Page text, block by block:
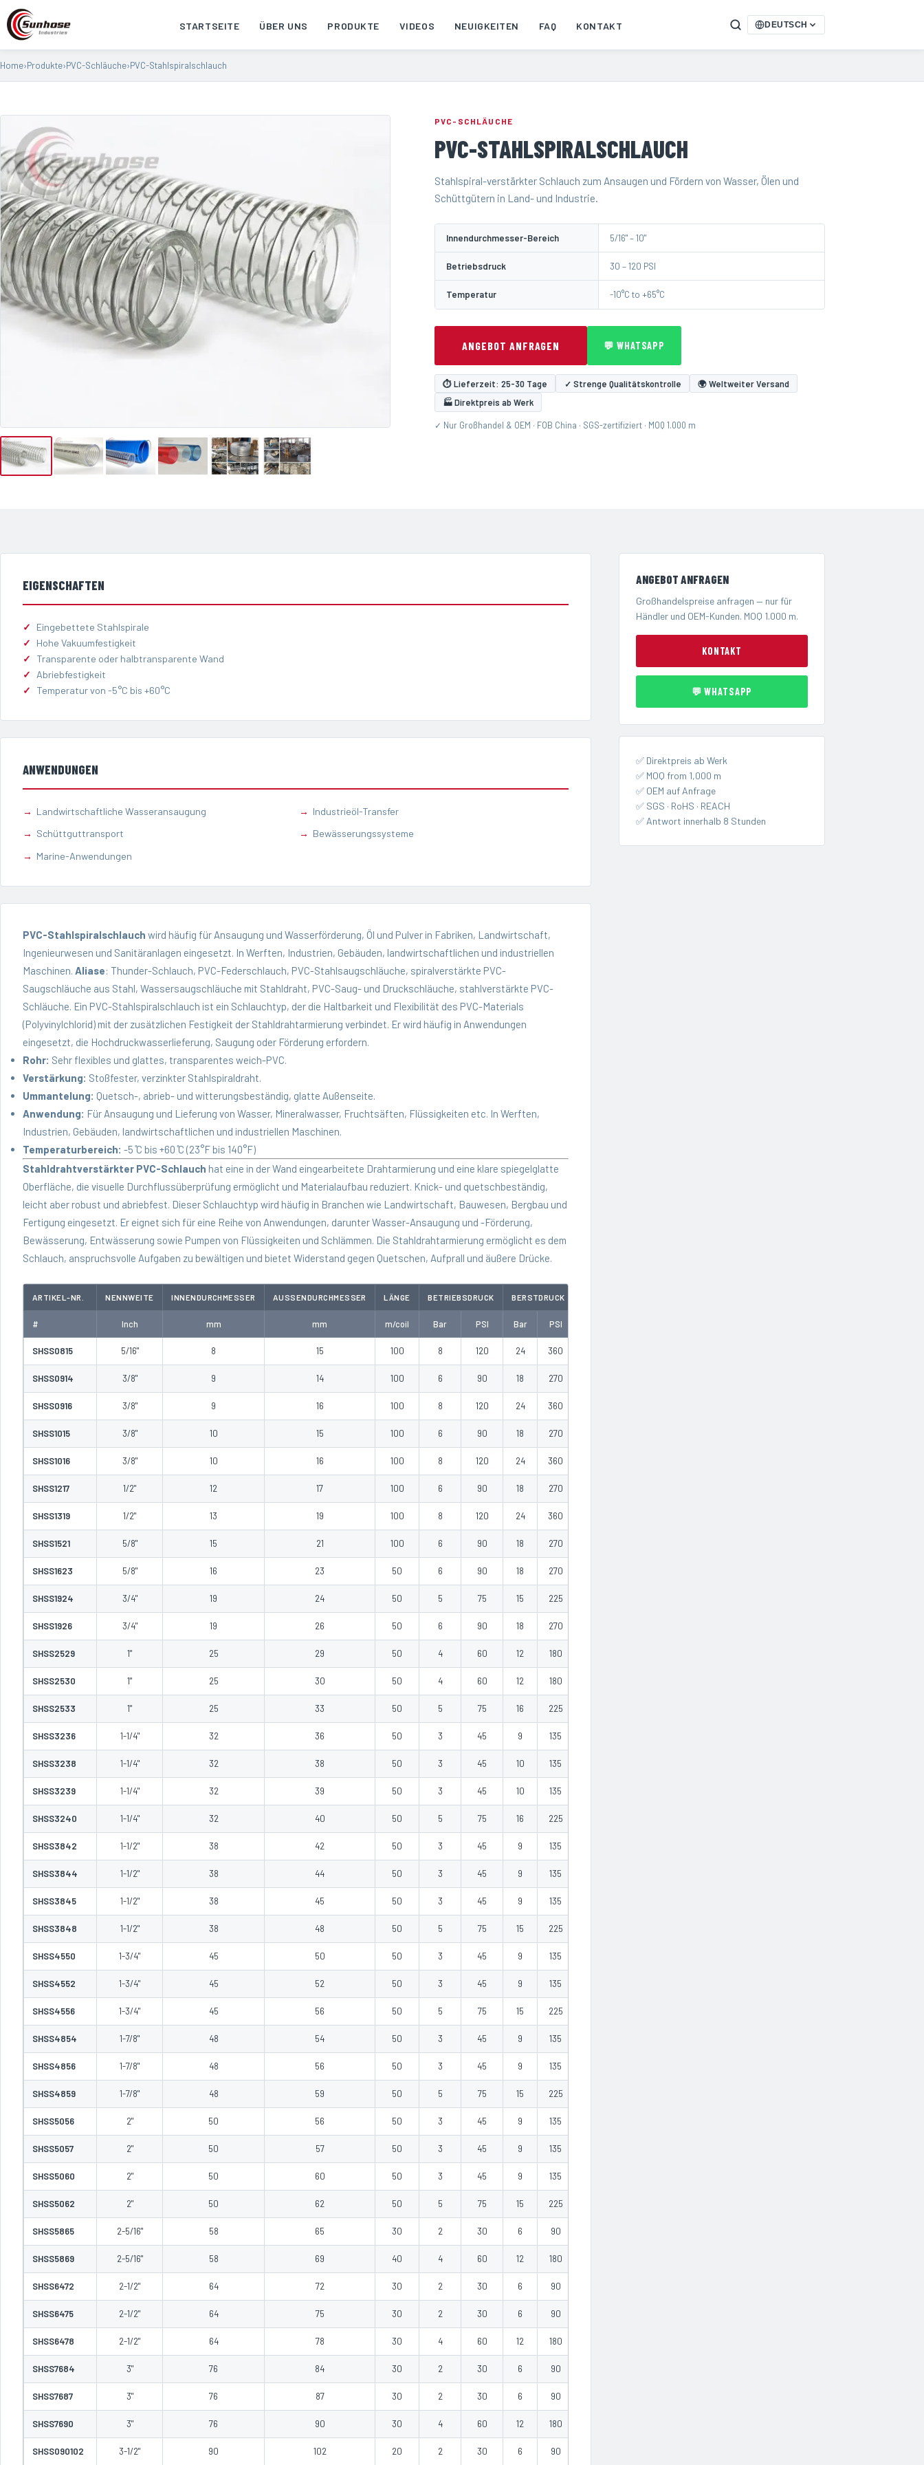
STARTSEITE ÜBER UNS PRODUKTE VIDEOS NEUIGKEITEN FAQ KONTAKT DEUTSCH
Home›Produkte›PVC-Schläuche›PVC-Stahlspiralschlauch
PVC-SCHLÄUCHE
PVC-STAHLSPIRALSCHLAUCH
Stahlspiral-verstärkter Schlauch zum Ansaugen und Fördern von Wasser, Ölen und
Schüttgütern in Land- und Industrie.
Innendurchmesser-Bereich 5/16" – 10"
Betriebsdruck 30 – 120 PSI
Temperatur -10°C to +65°C
ANGEBOT ANFRAGEN 💬 WHATSAPP
⏱ Lieferzeit: 25-30 Tage ✓ Strenge Qualitätskontrolle
🌍 Weltweiter Versand
🏭 Direktpreis ab Werk
✓ Nur Großhandel & OEM · FOB China · SGS-zertifiziert · MOQ 1.000 m
EIGENSCHAFTEN
Eingebettete Stahlspirale
Hohe Vakuumfestigkeit
Transparente oder halbtransparente Wand
Abriebfestigkeit
Temperatur von -5°C bis +60°C
ANWENDUNGEN
Landwirtschaftliche Wasseransaugung
Industrieöl-Transfer
Schüttguttransport
Bewässerungssysteme
Marine-Anwendungen
PVC-Stahlspiralschlauch wird häufig für Ansaugung und Wasserförderung, Öl und Pulver in Fabriken, Landwirtschaft,
Ingenieurwesen und Sanitäranlagen eingesetzt. In Werften, Industrien, Gebäuden, landwirtschaftlichen und industriellen
Maschinen. Aliase: Thunder-Schlauch, PVC-Federschlauch, PVC-Stahlsaugschläuche, spiralverstärkte PVC-
Saugschläuche aus Stahl, Wassersaugschläuche mit Stahldraht, PVC-Saug- und Druckschläuche, stahl­verstärkte PVC-
Schläuche. Ein PVC-Stahlspiralschlauch ist ein Schlauchtyp, der die Haltbarkeit und Flexibilität des PVC-Materials
(Polyvinylchlorid) mit der zusätzlichen Festigkeit der Stahldrahtarmierung verbindet. Er wird häufig in Anwendungen
eingesetzt, die Hochdruckwasserlieferung, Saugung oder Förderung erfordern.
Rohr: Sehr flexibles und glattes, transparentes weich-PVC.
Verstärkung: Stoßfester, verzinkter Stahlspiraldraht.
Ummantelung: Quetsch-, abrieb- und witterungsbeständig, glatte Außenseite.
Anwendung: Für Ansaugung und Lieferung von Wasser, Mineralwasser, Fruchtsäften, Flüssigkeiten etc. In Werften,
Industrien, Gebäuden, landwirtschaftlichen und industriellen Maschinen.
Temperaturbereich: -5 ̊C bis +60 ̊C (23°F bis 140°F)
Stahldrahtverstärkter PVC-Schlauch hat eine in der Wand eingearbeitete Drahtarmierung und eine klare spiegelglatte
Oberfläche, die visuelle Durchflussüberprüfung ermöglicht und Materialaufbau reduziert. Knick- und quetschbeständig,
leicht aber robust und abriebfest. Dieser Schlauchtyp wird häufig in Branchen wie Landwirtschaft, Bauwesen, Bergbau und
Fertigung eingesetzt. Er eignet sich für eine Reihe von Anwendungen, darunter Wasser-Ansaugung und -Förderung,
Bewässerung, Entwässerung sowie Pumpen von Flüssigkeiten und Schlämmen. Die Stahldrahtarmierung ermöglicht es dem
Schlauch, anspruchsvolle Aufgaben zu bewältigen und bietet Widerstand gegen Quetschen, Aufprall und äußere Drücke.
ARTIKEL-NR. NENNWEITE INNENDURCHMESSER AUSSENDURCHMESSER LÄNGE BETRIEBSDRUCK BERSTDRUCK
#
Inch mm mm m/coil Bar PSI Bar PSI
SHSS0815 5/16" 8 15 100 8 120 24 360
SHSS0914 3/8" 9 14 100 6 90 18 270
SHSS0916 3/8" 9 16 100 8 120 24 360
SHSS1015 3/8" 10 15 100 6 90 18 270
SHSS1016 3/8" 10 16 100 8 120 24 360
SHSS1217 1/2" 12 17 100 6 90 18 270
SHSS1319 1/2" 13 19 100 8 120 24 360
SHSS1521 5/8" 15 21 100 6 90 18 270
SHSS1623 5/8" 16 23 50 6 90 18 270
SHSS1924 3/4" 19 24 50 5 75 15 225
SHSS1926 3/4" 19 26 50 6 90 18 270
SHSS2529 1" 25 29 50 4 60 12 180
SHSS2530 1" 25 30 50 4 60 12 180
SHSS2533 1" 25 33 50 5 75 16 225
SHSS3236 1-1/4" 32 36 50 3 45 9 135
SHSS3238 1-1/4" 32 38 50 3 45 10 135
SHSS3239 1-1/4" 32 39 50 3 45 10 135
SHSS3240 1-1/4" 32 40 50 5 75 16 225
SHSS3842 1-1/2" 38 42 50 3 45 9 135
SHSS3844 1-1/2" 38 44 50 3 45 9 135
SHSS3845 1-1/2" 38 45 50 3 45 9 135
SHSS3848 1-1/2" 38 48 50 5 75 15 225
SHSS4550 1-3/4" 45 50 50 3 45 9 135
SHSS4552 1-3/4" 45 52 50 3 45 9 135
SHSS4556 1-3/4" 45 56 50 5 75 15 225
SHSS4854 1-7/8" 48 54 50 3 45 9 135
SHSS4856 1-7/8" 48 56 50 3 45 9 135
SHSS4859 1-7/8" 48 59 50 5 75 15 225
SHSS5056 2" 50 56 50 3 45 9 135
SHSS5057 2" 50 57 50 3 45 9 135
SHSS5060 2" 50 60 50 3 45 9 135
SHSS5062 2" 50 62 50 5 75 15 225
SHSS5865 2-5/16" 58 65 30 2 30 6 90
SHSS5869 2-5/16" 58 69 40 4 60 12 180
SHSS6472 2-1/2" 64 72 30 2 30 6 90
SHSS6475 2-1/2" 64 75 30 2 30 6 90
SHSS6478 2-1/2" 64 78 30 4 60 12 180
SHSS7684 3" 76 84 30 2 30 6 90
SHSS7687 3" 76 87 30 2 30 6 90
SHSS7690 3" 76 90 30 4 60 12 180
SHSS090102 3-1/2" 90 102 20 2 30 6 90
ANGEBOT ANFRAGEN
Großhandelspreise anfragen — nur für
Händler und OEM-Kunden. MOQ 1.000 m.
KONTAKT
💬 WHATSAPP
✅ Direktpreis ab Werk
✅ MOQ from 1,000 m
✅ OEM auf Anfrage
✅ SGS · RoHS · REACH
✅ Antwort innerhalb 8 Stunden